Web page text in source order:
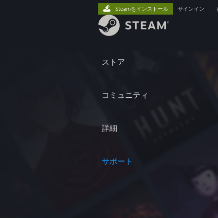
ストア
コミュニティ
詳細
サポート
Steamをインストール サインイン